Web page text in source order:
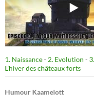
1. Naissance- 2. Evolution -
L’hiver des châteaux forts
Humour Kaamelott